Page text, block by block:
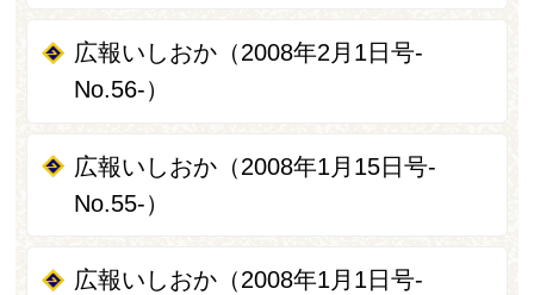
広報いしおか（2008年2月1日号-
No.56-）
広報いしおか（2008年1月15日号-
No.55-）
広報いしおか（2008年1月1日号-